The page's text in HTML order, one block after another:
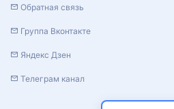
Обратная связь
Группа Вконтакте
Яндекс Дзен
Телеграм канал